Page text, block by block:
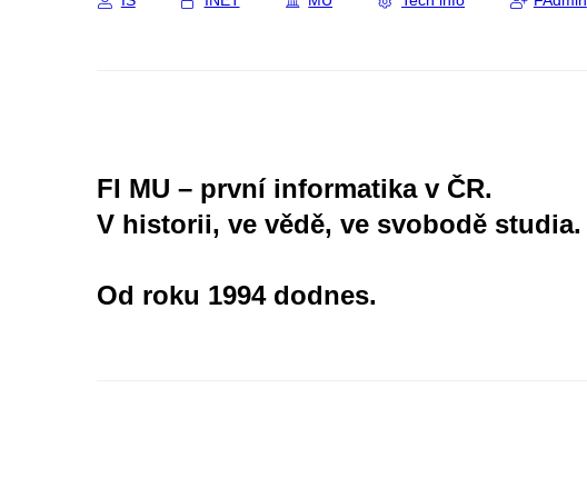
FI MU – první informatika v ČR.
V historii, ve vědě, ve svobodě studia.
Od roku 1994 dodnes.